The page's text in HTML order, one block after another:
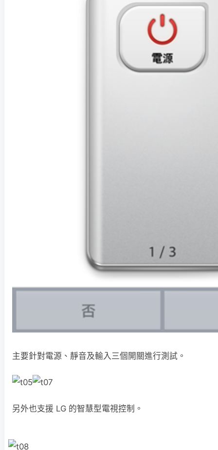
主要針對電源、靜音及輸入三個開關進行測試。
另外也支援 LG 的智慧型電視控制。